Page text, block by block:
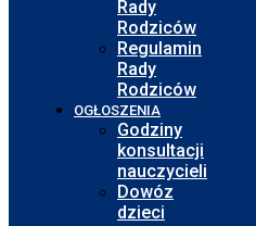
Rady
Rodziców
Regulamin
Rady
Rodziców
OGŁOSZENIA
Godziny
konsultacji
nauczycieli
Dowóz
dzieci